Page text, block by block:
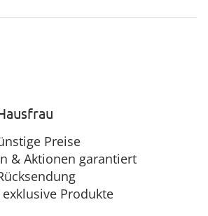
Preise
& Aktionen garantiert
Produkte